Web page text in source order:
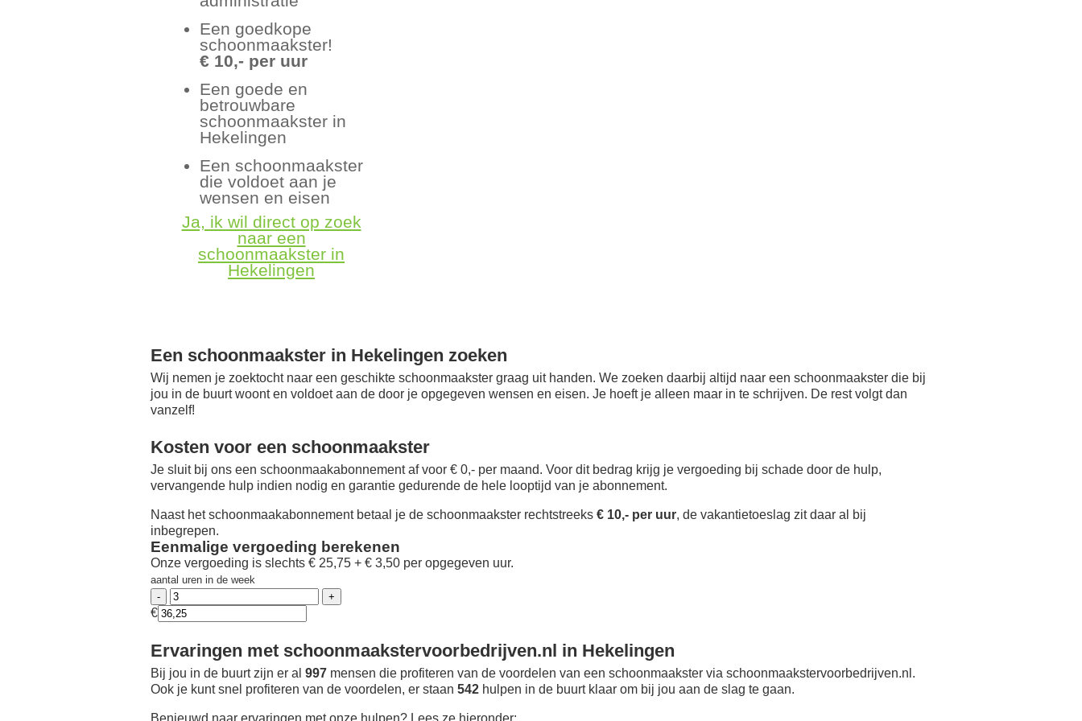
Een goedkope
schoonmaakster!
€ 10,- per uur
Een goede en
betrouwbare
schoonmaakster in
Hekelingen
Een schoonmaakster
die voldoet aan je
wensen en eisen
Ja, ik wil direct op zoek
naar een
schoonmaakster in
Hekelingen
Een schoonmaakster in Hekelingen zoeken
Wij nemen je zoektocht naar een geschikte schoonmaakster graag uit handen. We zoeken daarbij altijd naar een schoonmaakster die bij
jou in de buurt woont en voldoet aan de door je opgegeven wensen en eisen. Je hoeft je alleen maar in te schrijven. De rest volgt dan
vanzelf!
Kosten voor een schoonmaakster
Je sluit bij ons een schoonmaakabonnement af voor € 0,- per maand. Voor dit bedrag krijg je vergoeding bij schade door de hulp,
vervangende hulp indien nodig en garantie gedurende de hele looptijd van je abonnement.
Naast het schoonmaakabonnement betaal je de schoonmaakster rechtstreeks € 10,- per uur, de vakantietoeslag zit daar al bij
inbegrepen.
Eenmalige vergoeding berekenen
Onze vergoeding is slechts € 25,75 + € 3,50 per opgegeven uur.
aantal uren in de week
€
Ervaringen met schoonmaakstervoorbedrijven.nl in Hekelingen
Bij jou in de buurt zijn er al 997 mensen die profiteren van de voordelen van een schoonmaakster via schoonmaakstervoorbedrijven.nl.
Ook je kunt snel profiteren van de voordelen, er staan 542 hulpen in de buurt klaar om bij jou aan de slag te gaan.